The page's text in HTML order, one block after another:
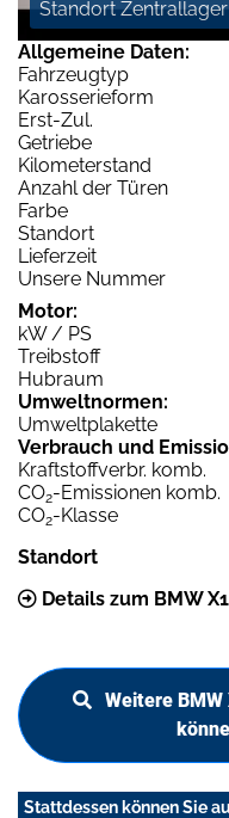
Standort Zentrallager
Allgemeine Daten:
Fahrzeugtyp
Karosserieform
Erst-Zul.
Getriebe
Kilometerstand
Anzahl der Türen
Farbe
Standort
Lieferzeit
Unsere Nummer
Motor:
kW / PS
Treibstoff
Hubraum
Umweltnormen:
Umweltplakette
Verbrauch und
Kraftstoffverbr. komb.
CO2-Emissionen komb.
CO2-Klasse
Standort
Details zum BMW
Weitere BMW
Stattdessen können Sie